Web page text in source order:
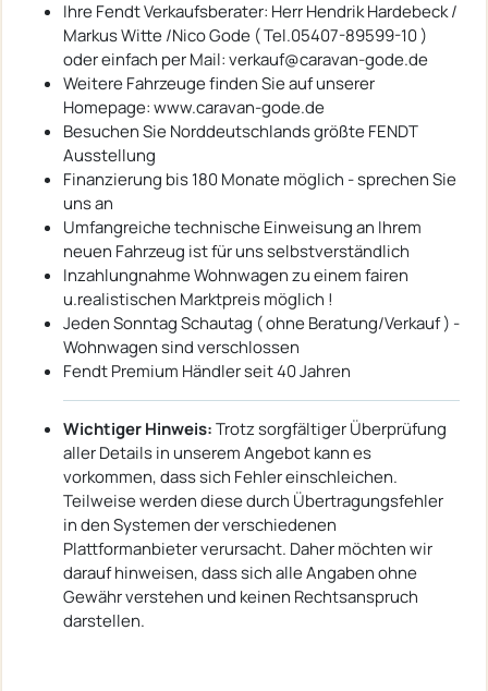
Ihre Fendt Verkaufsberater: Herr Hendrik Hardebeck /
Markus Witte /Nico Gode ( Tel.05407-89599-10 )
oder einfach per Mail: verkauf@caravan-gode.de
Weitere Fahrzeuge finden Sie auf unserer
Homepage: www.caravan-gode.de
Besuchen Sie Norddeutschlands größte FENDT
Ausstellung
Finanzierung bis 180 Monate möglich - sprechen Sie
uns an
Umfangreiche technische Einweisung an Ihrem
neuen Fahrzeug ist für uns selbstverständlich
Inzahlungnahme Wohnwagen zu einem fairen
u.realistischen Marktpreis möglich !
Jeden Sonntag Schautag ( ohne Beratung/Verkauf ) -
Wohnwagen sind verschlossen
Fendt Premium Händler seit 40 Jahren
Wichtiger Hinweis:Trotz sorgfältiger Überprüfung
aller Details in unserem Angebot kann es
vorkommen, dass sich Fehler einschleichen.
Teilweise werden diese durch Übertragungsfehler
in den Systemen der verschiedenen
Plattformanbieter verursacht. Daher möchten wir
darauf hinweisen, dass sich alle Angaben ohne
Gewähr verstehen und keinen Rechtsanspruch
darstellen.